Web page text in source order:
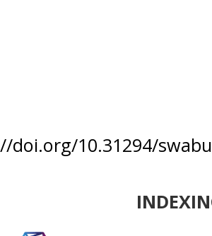
doi.org/10.31294/